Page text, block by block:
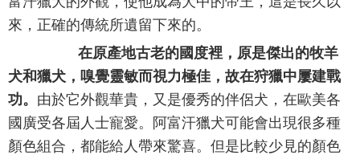
來，正確的傳統所遺留下來的。
在原產地古老的國度裡，原是傑出的牧羊
犬和獵犬，嗅覺靈敏而視力極佳，故在狩獵中屢建戰
功。 由於它外觀華貴，又是優秀的伴侶犬，在歐美各
國廣受各屆人士寵愛。阿富汗獵犬可能會出現很多種
顏色組合，都能給人帶來驚喜。但是比較少見的顏色